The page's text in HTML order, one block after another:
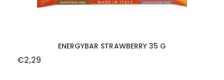
ENERGYBAR STRAWBERRY 35 G
€2,29